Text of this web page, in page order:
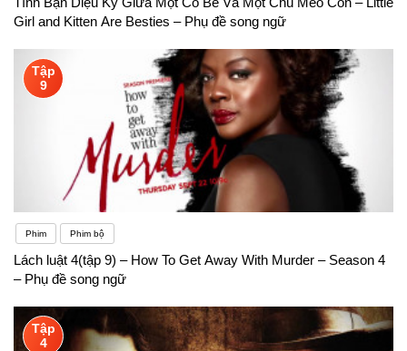
Girl and Kitten Are Besties – Phụ đề song ngữ
Tập
9
Phim Phim bộ
Lách luật 4(tập 9) – How To Get Away With Murder – Season 4
– Phụ đề song ngữ
Tập
4